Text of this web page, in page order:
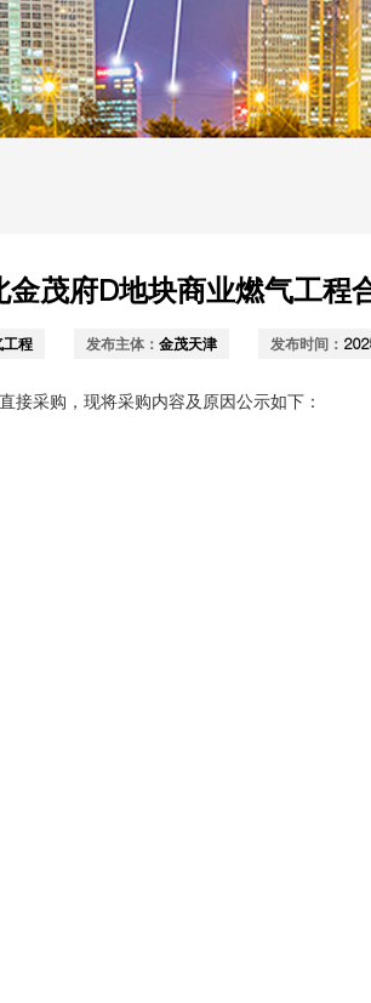
茂府D地块商业燃气工程
程 发布主体： 金茂天津 发布时间：
接采购，现将采购内容及原因公示如下：